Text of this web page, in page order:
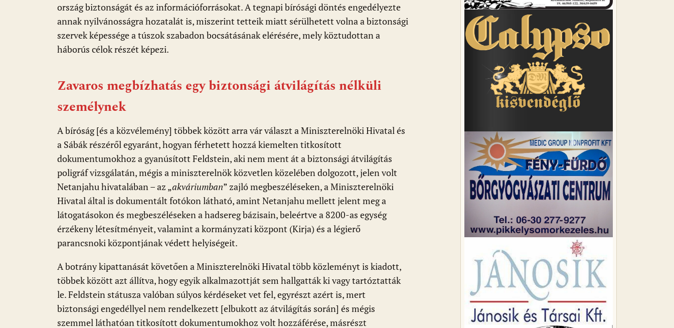
ország biztonságát és az információforrásokat. A tegnapi bírósági döntés engedélyezte
annak nyilvánosságra hozatalát is, miszerint tetteik miatt sérülhetett volna a biztonsági
szervek képessége a túszok szabadon bocsátásának elérésére, mely köztudottan a
háborús célok részét képezi.
Zavaros megbízhatás egy biztonsági átvilágítás nélküli
személynek
A bíróság [és a közvélemény] többek között arra vár választ a Miniszterelnöki Hivatal és
a Sábák részéről egyaránt, hogyan férhetett hozzá kiemelten titkosított
dokumentumokhoz a gyanúsított Feldstein, aki nem ment át a biztonsági átvilágítás
poligráf vizsgálatán, mégis a miniszterelnök közvetlen közelében dolgozott, jelen volt
Netanjahu hivatalában – az „akváriumban” zajló megbeszéléseken, a Miniszterelnöki
Hivatal által is dokumentált fotókon látható, amint Netanjahu mellett jelent meg a
látogatásokon és megbeszéléseken a hadsereg bázisain, beleértve a 8200-as egység
érzékeny létesítményeit, valamint a kormányzati központ (Kirja) és a légierő
parancsnoki központjának védett helyiségeit.
A botrány kipattanását követően a Miniszterelnöki Hivatal több közleményt is kiadott,
többek között azt állítva, hogy egyik alkalmazottját sem hallgatták ki vagy tartóztatták
le. Feldstein státusza valóban súlyos kérdéseket vet fel, egyrészt azért is, mert
biztonsági engedéllyel nem rendelkezett [elbukott az átvilágítás során] és mégis
szemmel láthatóan titkosított dokumentumokhoz volt hozzáférése, másrészt